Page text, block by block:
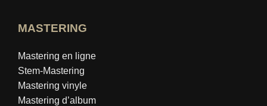
MASTERING
Mastering en ligne
Stem-Mastering
Mastering vinyle
Mastering d’album